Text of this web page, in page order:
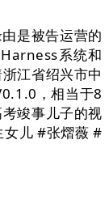
是被告运营的
系统和
江省绍兴市中
，相当于8
竣事儿子的视
女儿 #张熠薇 #